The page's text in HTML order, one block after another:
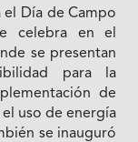
Día de Campo
celebra en el
se presentan
para la
de
uso de energía
se inauguró